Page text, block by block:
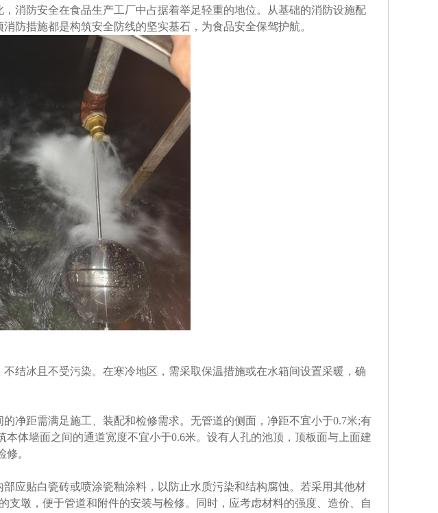
消防安全在食品生产工厂中占据着举足轻重的地位。从基础的消防设施配
防措施都是构筑安全防线的坚实基石，为食品安全保驾护航。
结冰且不受污染。在寒冷地区，需采取保温措施或在水箱间设置采暖，确
净距需满足施工、装配和检修需求。无管道的侧面，净距不宜小于0.7米;有
体墙面之间的通道宽度不宜小于0.6米。设有人孔的池顶，顶板面与上面建
。
应贴白瓷砖或喷涂瓷釉涂料，以防止水质污染和结构腐蚀。若采用其他材
支墩，便于管道和附件的安装与检修。同时，应考虑材料的强度、造价、自